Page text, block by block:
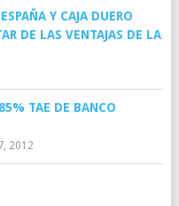
Y CAJA DUERO
DE LAS VENTAJAS DE LA
TAE DE BANCO
2012